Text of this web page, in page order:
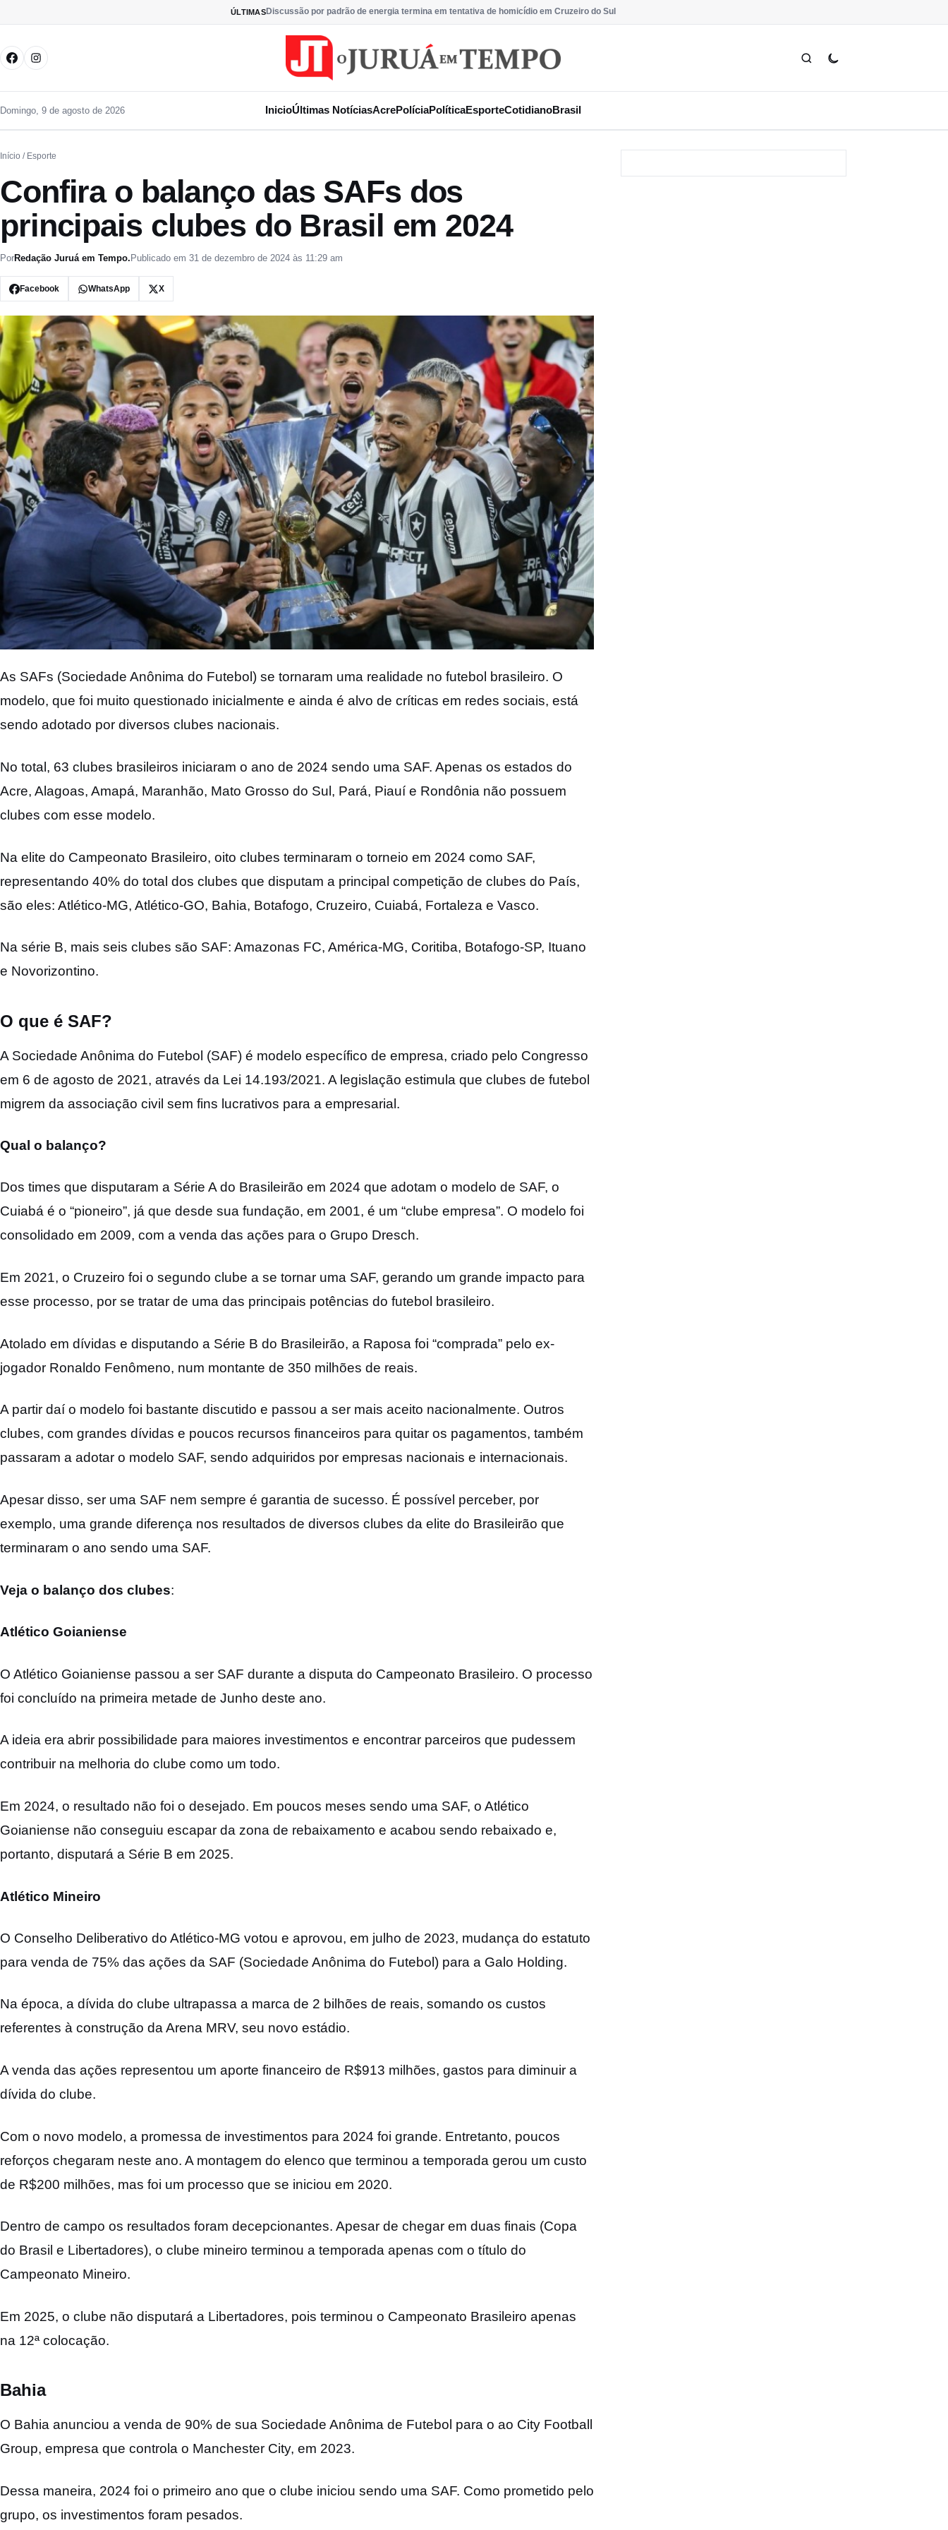
ÚLTIMASDiscussão por padrão de energia termina em tentativa de homicídio em Cruzeiro do Sul
Domingo, 9 de agosto de 2026 InicioÚltimas NotíciasAcrePolíciaPolíticaEsporteCotidianoBrasil
Início / Esporte
Confira o balanço das SAFs dos
principais clubes do Brasil em 2024
PorRedação Juruá em Tempo. Publicado em 31 de dezembro de 2024 às 11:29 am
Facebook WhatsApp X
As SAFs (Sociedade Anônima do Futebol) se tornaram uma realidade no futebol brasileiro. O
modelo, que foi muito questionado inicialmente e ainda é alvo de críticas em redes sociais, está
sendo adotado por diversos clubes nacionais.
No total, 63 clubes brasileiros iniciaram o ano de 2024 sendo uma SAF. Apenas os estados do
Acre, Alagoas, Amapá, Maranhão, Mato Grosso do Sul, Pará, Piauí e Rondônia não possuem
clubes com esse modelo.
Na elite do Campeonato Brasileiro, oito clubes terminaram o torneio em 2024 como SAF,
representando 40% do total dos clubes que disputam a principal competição de clubes do País,
são eles: Atlético-MG, Atlético-GO, Bahia, Botafogo, Cruzeiro, Cuiabá, Fortaleza e Vasco.
Na série B, mais seis clubes são SAF: Amazonas FC, América-MG, Coritiba, Botafogo-SP, Ituano
e Novorizontino.
O que é SAF?
A Sociedade Anônima do Futebol (SAF) é modelo específico de empresa, criado pelo Congresso
em 6 de agosto de 2021, através da Lei 14.193/2021. A legislação estimula que clubes de futebol
migrem da associação civil sem fins lucrativos para a empresarial.
Qual o balanço?
Dos times que disputaram a Série A do Brasileirão em 2024 que adotam o modelo de SAF, o
Cuiabá é o “pioneiro”, já que desde sua fundação, em 2001, é um “clube empresa”. O modelo foi
consolidado em 2009, com a venda das ações para o Grupo Dresch.
Em 2021, o Cruzeiro foi o segundo clube a se tornar uma SAF, gerando um grande impacto para
esse processo, por se tratar de uma das principais potências do futebol brasileiro.
Atolado em dívidas e disputando a Série B do Brasileirão, a Raposa foi “comprada” pelo ex-
jogador Ronaldo Fenômeno, num montante de 350 milhões de reais.
A partir daí o modelo foi bastante discutido e passou a ser mais aceito nacionalmente. Outros
clubes, com grandes dívidas e poucos recursos financeiros para quitar os pagamentos, também
passaram a adotar o modelo SAF, sendo adquiridos por empresas nacionais e internacionais.
Apesar disso, ser uma SAF nem sempre é garantia de sucesso. É possível perceber, por
exemplo, uma grande diferença nos resultados de diversos clubes da elite do Brasileirão que
terminaram o ano sendo uma SAF.
Veja o balanço dos clubes:
Atlético Goianiense
O Atlético Goianiense passou a ser SAF durante a disputa do Campeonato Brasileiro. O processo
foi concluído na primeira metade de Junho deste ano.
A ideia era abrir possibilidade para maiores investimentos e encontrar parceiros que pudessem
contribuir na melhoria do clube como um todo.
Em 2024, o resultado não foi o desejado. Em poucos meses sendo uma SAF, o Atlético
Goianiense não conseguiu escapar da zona de rebaixamento e acabou sendo rebaixado e,
portanto, disputará a Série B em 2025.
Atlético Mineiro
O Conselho Deliberativo do Atlético-MG votou e aprovou, em julho de 2023, mudança do estatuto
para venda de 75% das ações da SAF (Sociedade Anônima do Futebol) para a Galo Holding.
Na época, a dívida do clube ultrapassa a marca de 2 bilhões de reais, somando os custos
referentes à construção da Arena MRV, seu novo estádio.
A venda das ações representou um aporte financeiro de R$913 milhões, gastos para diminuir a
dívida do clube.
Com o novo modelo, a promessa de investimentos para 2024 foi grande. Entretanto, poucos
reforços chegaram neste ano. A montagem do elenco que terminou a temporada gerou um custo
de R$200 milhões, mas foi um processo que se iniciou em 2020.
Dentro de campo os resultados foram decepcionantes. Apesar de chegar em duas finais (Copa
do Brasil e Libertadores), o clube mineiro terminou a temporada apenas com o título do
Campeonato Mineiro.
Em 2025, o clube não disputará a Libertadores, pois terminou o Campeonato Brasileiro apenas
na 12ª colocação.
Bahia
O Bahia anunciou a venda de 90% de sua Sociedade Anônima de Futebol para o ao City Football
Group, empresa que controla o Manchester City, em 2023.
Dessa maneira, 2024 foi o primeiro ano que o clube iniciou sendo uma SAF. Como prometido pelo
grupo, os investimentos foram pesados.